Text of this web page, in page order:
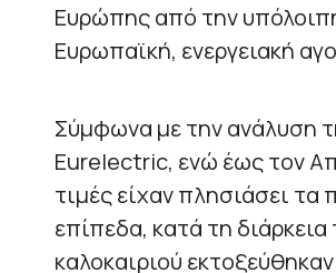
Ευρώπης από την
Ευρωπαϊκή, ενεργειακή
Σύμφωνα με την ανάλυση
Eurelectric, ενώ έως τον
τιμές είχαν πλησιάσει τα
επίπεδα, κατά τη διάρκεια
καλοκαιριού